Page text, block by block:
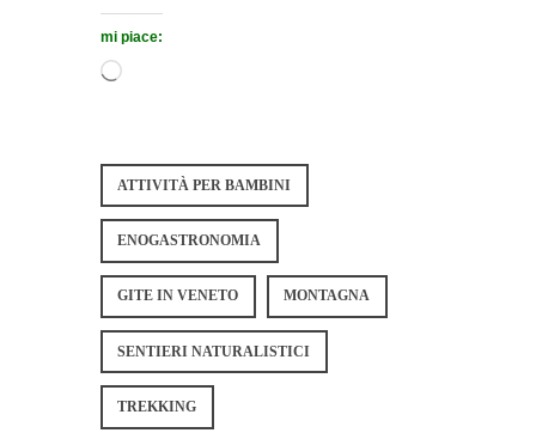
mi piace:
ATTIVITÀ PER BAMBINI
ENOGASTRONOMIA
GITE IN VENETO MONTAGNA
SENTIERI NATURALISTICI
TREKKING